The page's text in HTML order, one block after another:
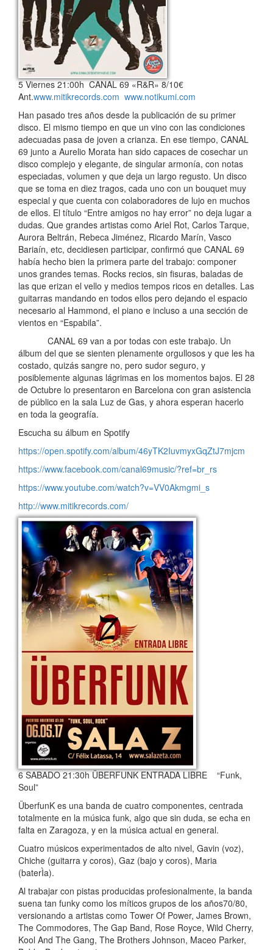
5 Viernes 21:00h CANAL 69 «R&R» 8/10€
Ant.www.mitikrecords.com www.notikumi.com
Han pasado tres años desde la publicación de su primer
disco. El mismo tiempo en que un vino con las condiciones
adecuadas pasa de joven a crianza. En ese tiempo, CANAL
69 junto a Aurelio Morata han sido capaces de cosechar un
disco complejo y elegante, de singular armonía, con notas
especiadas, volumen y que deja un largo regusto. Un disco
que se toma en diez tragos, cada uno con un bouquet muy
especial y que cuenta con colaboradores de lujo en muchos
de ellos. El título “Entre amigos no hay error” no deja lugar a
dudas. Que grandes artistas como Ariel Rot, Carlos Tarque,
Aurora Beltrán, Rebeca Jiménez, Ricardo Marín, Vasco
Bariaín, etc, decidiesen participar, confirmó que CANAL 69
había hecho bien la primera parte del trabajo: componer
unos grandes temas. Rocks recios, sin fisuras, baladas de
las que erizan el vello y medios tempos ricos en detalles. Las
guitarras mandando en todos ellos pero dejando el espacio
necesario al Hammond, el piano e incluso a una sección de
vientos en “Espabila”.
CANAL 69 van a por todas con este trabajo. Un
álbum del que se sienten plenamente orgullosos y que les ha
costado, quizás sangre no, pero sudor seguro, y
posiblemente algunas lágrimas en los momentos bajos. El 28
de Octubre lo presentaron en Barcelona con gran asistencia
de público en la sala Luz de Gas, y ahora esperan hacerlo
en toda la geografía.
Escucha su álbum en Spotify
https://open.spotify.com/album/46yTK2IuvmyxGqZtJ7mjcm
https://www.facebook.com/canal69music/?ref=br_rs
https://www.youtube.com/watch?v=VV0Akmgmi_s
http://www.mitikrecords.com/
6 SABADO 21:30h ÜBERFUNK ENTRADA LIBRE “Funk,
Soul”
ÜberfunK es una banda de cuatro componentes, centrada
totalmente en la música funk, algo que sin duda, se echa en
falta en Zaragoza, y en la música actual en general.
Cuatro músicos experimentados de alto nivel, Gavin (voz),
Chiche (guitarra y coros), Gaz (bajo y coros), Maria
(baterÌa).
Al trabajar con pistas producidas profesionalmente, la banda
suena tan funky como los míticos grupos de los años70/80,
versionando a artistas como Tower Of Power, James Brown,
The Commodores, The Gap Band, Rose Royce, Wild Cherry,
Kool And The Gang, The Brothers Johnson, Maceo Parker,